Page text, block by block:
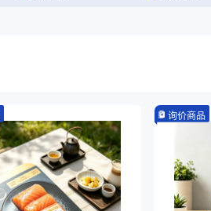
询价商品